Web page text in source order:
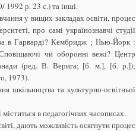
1992 р. 23 с.) та інші.
у вищих закладах освіти, процес
про самі українознавчі студії
в Гарварді? Кембридж ; Нью-Йорк :
чи оборонні вежі? Центр
(ред. В. Верига; [б. м.], [б. р.]);
1973).
шкільництва та культурно-освітньої
міститься в педагогічних часописах.
дають можливість осягнути процес